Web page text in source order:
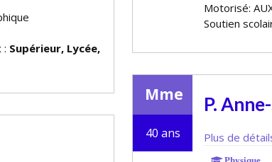
Motorisé:
Soutien
: Supérieur, Lycée,
Mme
40 ans
P.
Plus de